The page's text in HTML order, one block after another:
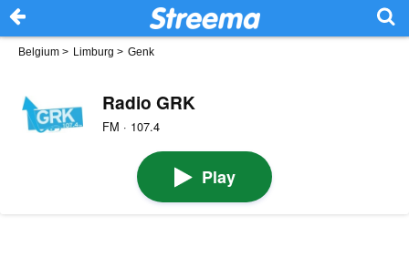
Belgium > Limburg > Genk
Radio GRK
FM · 107.4
Play